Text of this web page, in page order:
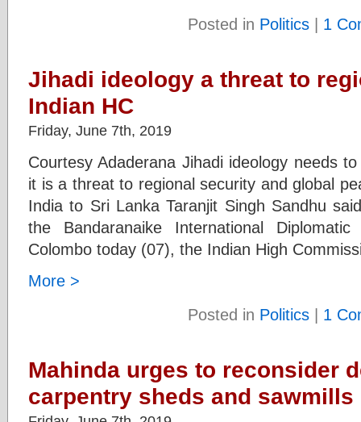
Posted in Politics | 1
Jihadi ideology a threat to
Indian HC
Friday, June 7th, 2019
Courtesy Adaderana Jihadi ideology needs
it is a threat to regional security and global
India to Sri Lanka Taranjit Singh Sandhu
the Bandaranaike International
Colombo today (07), the Indian High
More >
Posted in Politics | 1
Mahinda urges to reconsider
carpentry sheds and sawmills